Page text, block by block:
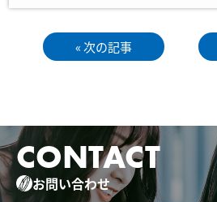
« 次の記事
CONTACT
お問い合わせ